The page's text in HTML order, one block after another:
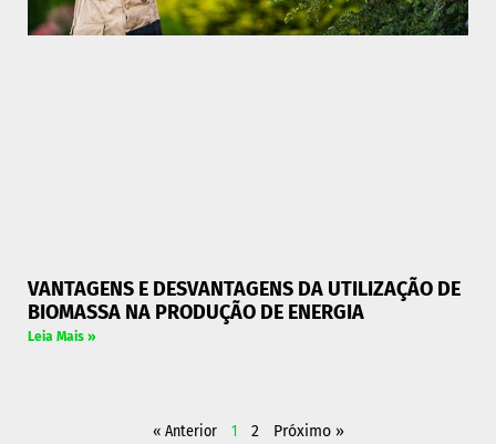
VANTAGENS E DESVANTAGENS DA UTILIZAÇÃO DE
BIOMASSA NA PRODUÇÃO DE ENERGIA
Leia Mais »
« Anterior 1 2 Próximo »